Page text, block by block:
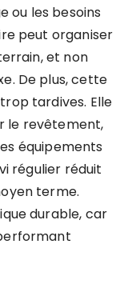
ou les besoins
peut organiser
et non
De plus, cette
tardives. Elle
le revêtement,
équipements
régulier réduit
terme.
durable, car